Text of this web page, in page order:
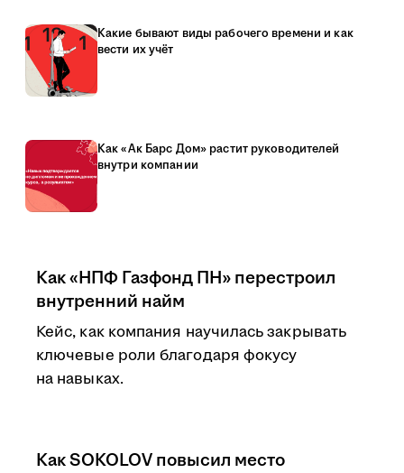
Какие бывают виды рабочего времени и как
вести их учёт
Как «Ак Барс Дом» растит руководителей
внутри компании
Как «НПФ Газфонд ПН» перестроил
внутренний найм
Кейс, как компания научилась закрывать
ключевые роли благодаря фокусу
на навыках.
Как SOKOLOV повысил место